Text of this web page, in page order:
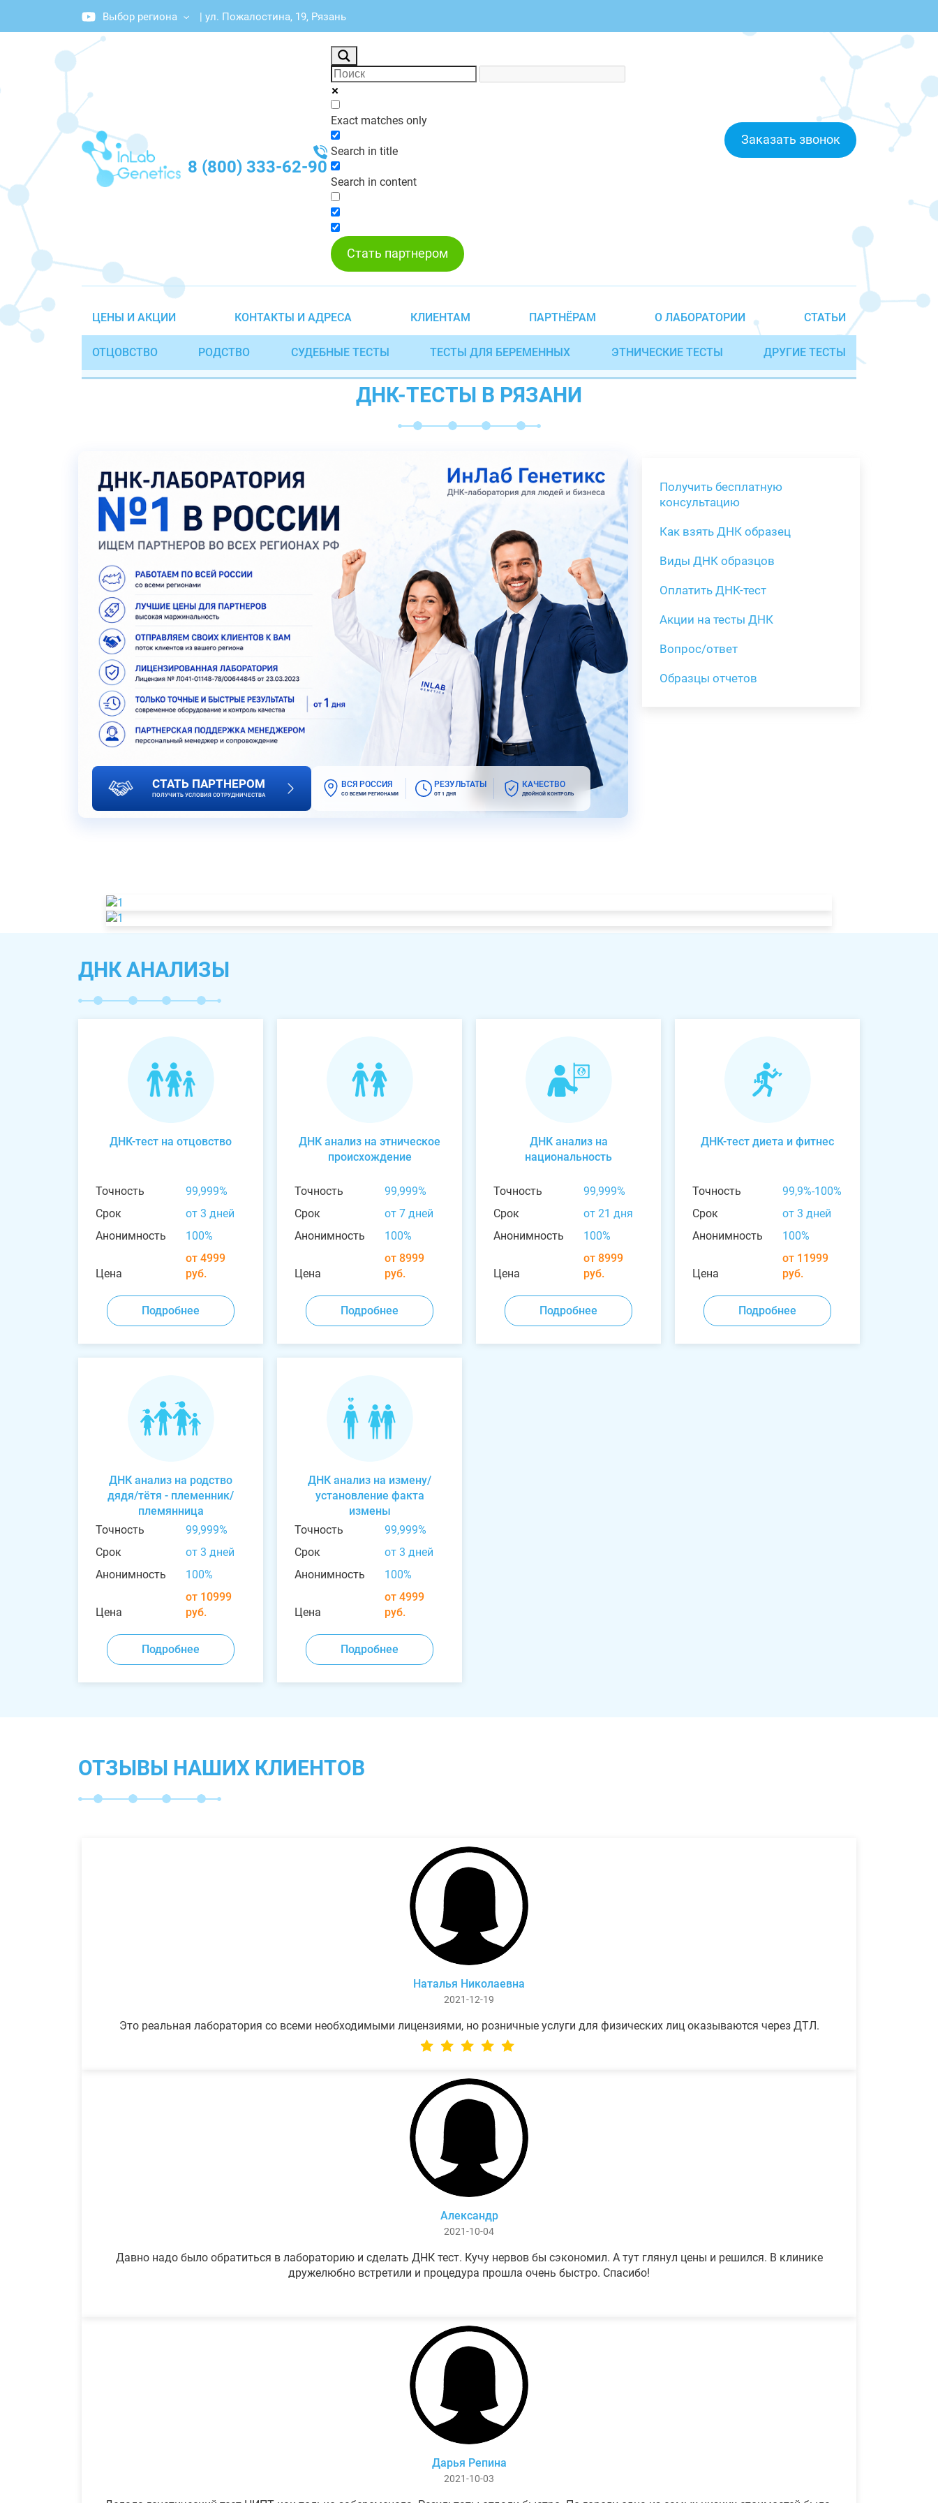
Выбор региона | ул. Пожалостина, 19, Рязань
8 (800) 333-62-90
Exact matches only
Search in title
Search in content
Заказать звонок
Стать партнером
ЦЕНЫ И АКЦИИ КОНТАКТЫ И АДРЕСА КЛИЕНТАМ ПАРТНЁРАМ О ЛАБОРАТОРИИ СТАТЬИ
ОТЦОВСТВО РОДСТВО СУДЕБНЫЕ ТЕСТЫ ТЕСТЫ ДЛЯ БЕРЕМЕННЫХ ЭТНИЧЕСКИЕ ТЕСТЫ ДРУГИЕ ТЕСТЫ
ДНК-ТЕСТЫ В РЯЗАНИ
СТАТЬ ПАРТНЕРОМ
ПОЛУЧИТЬ УСЛОВИЯ СОТРУДНИЧЕСТВА
ВСЯ РОССИЯ
СО ВСЕМИ РЕГИОНАМИ
РЕЗУЛЬТАТЫ
ОТ 1 ДНЯ
КАЧЕСТВО
ДВОЙНОЙ КОНТРОЛЬ
Получить бесплатную
консультацию
Как взять ДНК образец
Виды ДНК образцов
Оплатить ДНК-тест
Акции на тесты ДНК
Вопрос/ответ
Образцы отчетов
ДНК АНАЛИЗЫ
ДНК-тест на отцовство
Точность
99,999%
Срок
от 3 дней
Анонимность
100%
Цена
от 4999
руб.
Подробнее
ДНК анализ на этническое
происхождение
Точность
99,999%
Срок
от 7 дней
Анонимность
100%
Цена
от 8999
руб.
Подробнее
ДНК анализ на
национальность
Точность
99,999%
Срок
от 21 дня
Анонимность
100%
Цена
от 8999
руб.
Подробнее
ДНК-тест диета и фитнес
Точность
99,9%-100%
Срок
от 3 дней
Анонимность
100%
Цена
от 11999
руб.
Подробнее
ДНК анализ на родство
дядя/тётя - племенник/
племянница
Точность
99,999%
Срок
от 3 дней
Анонимность
100%
Цена
от 10999
руб.
Подробнее
ДНК анализ на измену/
установление факта
измены
Точность
99,999%
Срок
от 3 дней
Анонимность
100%
Цена
от 4999
руб.
Подробнее
ОТЗЫВЫ НАШИХ КЛИЕНТОВ
Наталья Николаевна
2021-12-19
Это реальная лаборатория со всеми необходимыми лицензиями, но розничные услуги для физических лиц оказываются через ДТЛ.
Александр
2021-10-04
Давно надо было обратиться в лабораторию и сделать ДНК тест. Кучу нервов бы сэкономил. А тут глянул цены и решился. В клинике
дружелюбно встретили и процедура прошла очень быстро. Спасибо!
Дарья Репина
2021-10-03